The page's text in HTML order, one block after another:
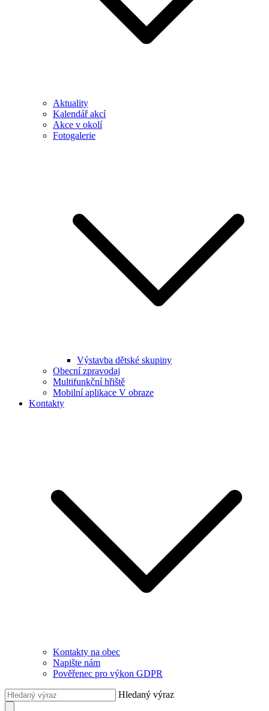
Aktuality
Kalendář akcí
Akce v okolí
Fotogalerie
Výstavba dětské skupiny
Obecní zpravodaj
Multifunkční hřiště
Mobilní aplikace V obraze
Kontakty
Kontakty na obec
Napište nám
Pověřenec pro výkon GDPR
Hledaný výraz